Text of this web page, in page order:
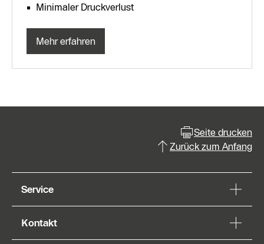
Minimaler Druckverlust
Mehr erfahren
Seite drucken
Zurück zum Anfang
Service
Kontakt